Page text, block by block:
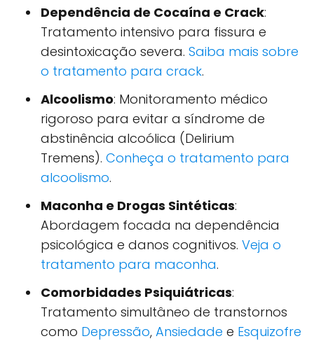
Dependência de Cocaína e Crack:
Tratamento intensivo para fissura e
desintoxicação severa. Saiba mais sobre
o tratamento para crack.
Alcoolismo: Monitoramento médico
rigoroso para evitar a síndrome de
abstinência alcoólica (Delirium
Tremens). Conheça o tratamento para
alcoolismo.
Maconha e Drogas Sintéticas:
Abordagem focada na dependência
psicológica e danos cognitivos. Veja o
tratamento para maconha.
Comorbidades Psiquiátricas:
Tratamento simultâneo de transtornos
como Depressão, Ansiedade e Esquizofre